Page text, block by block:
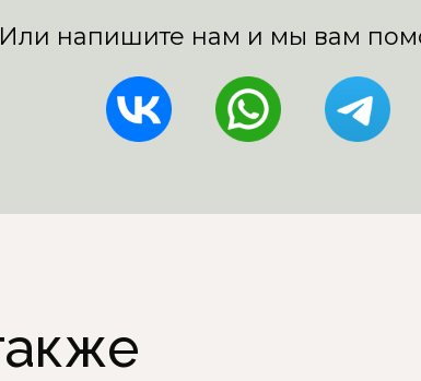
Или напишите нам и мы вам